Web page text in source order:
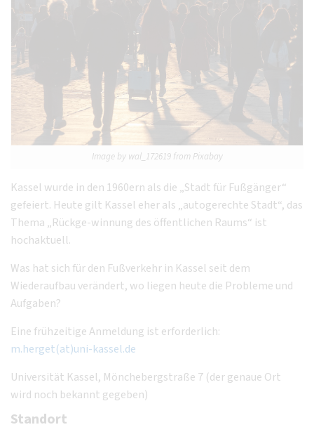
Image by wal_172619 from Pixabay
Kassel wurde in den 1960ern als die „Stadt für Fußgänger“
gefeiert. Heute gilt Kassel eher als „autogerechte Stadt“, das
Thema „Rückge-winnung des öffentlichen Raums“ ist
hochaktuell.
Was hat sich für den Fußverkehr in Kassel seit dem
Wiederaufbau verändert, wo liegen heute die Probleme und
Aufgaben?
Eine frühzeitige Anmeldung ist erforderlich:
m.herget(at)uni-kassel.de
Universität Kassel, Mönchebergstraße 7 (der genaue Ort
wird noch bekannt gegeben)
Standort